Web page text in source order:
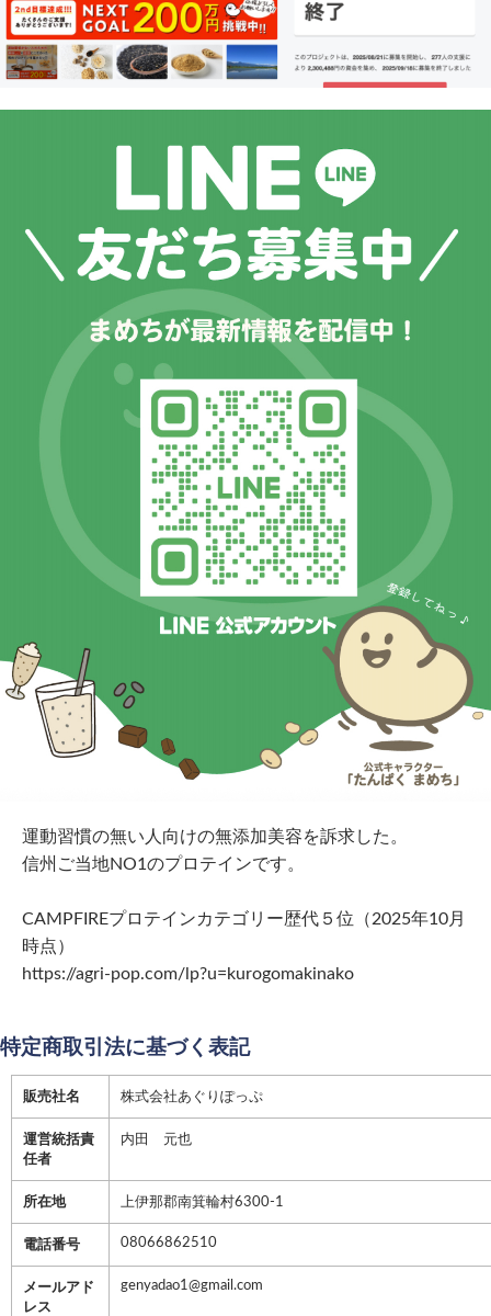
運動習慣の無い人向けの無添加美容を訴求した。
信州ご当地NO1のプロテインです。
CAMPFIREプロテインカテゴリー歴代５位（2025年10月
時点）
https://agri-pop.com/lp?u=kurogomakinako
特定商取引法に基づく表記
販売社名 株式会社あぐりぽっぷ
運営統括責
任者
内田 元也
所在地 上伊那郡南箕輪村6300-1
電話番号 08066862510
メールアド
レス
genyadao1@gmail.com